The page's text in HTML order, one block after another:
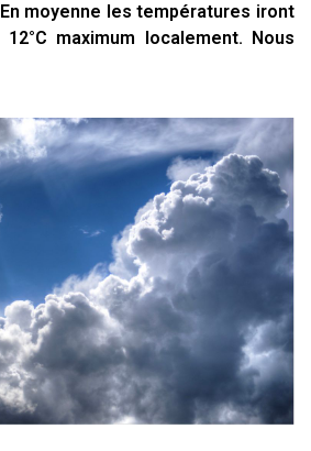
moyenne les températures iront
maximum localement. Nous